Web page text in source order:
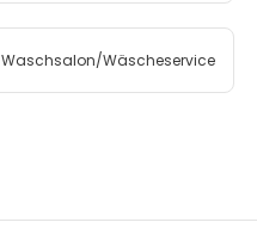
Waschsalon/Wäscheservice